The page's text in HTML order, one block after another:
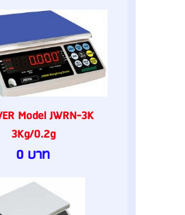
Model JWRN-3K
3Kg/0.2g
0 บาท